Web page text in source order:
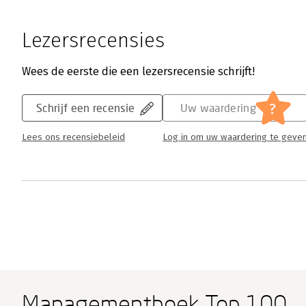
Lezersrecensies
Wees de eerste die een lezersrecensie schrijft!
Schrijf een recensie
Lees ons recensiebeleid
Uw waardering ?
Log in om uw waardering te